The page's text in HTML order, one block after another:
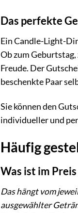
Das perfekte
Ein Candle-Light-
Ob zum
Freude. Der
beschenkte Paar
Sie können den
individueller und
Häufig
Was ist im
Das hängt vom
ausgewählter